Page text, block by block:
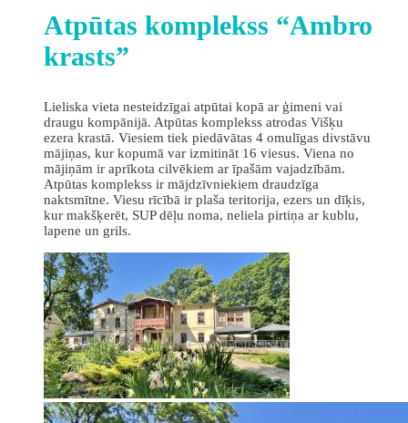
Atpūtas komplekss “Ambro
krasts”
Lieliska vieta nesteidzīgai atpūtai kopā ar ģimeni vai
draugu kompānijā. Atpūtas komplekss atrodas Višķu
ezera krastā. Viesiem tiek piedāvātas 4 omulīgas divstāvu
mājiņas, kur kopumā var izmitināt 16 viesus. Viena no
mājiņām ir aprīkota cilvēkiem ar īpašām vajadzībām.
Atpūtas komplekss ir mājdzīvniekiem draudzīga
naktsmītne. Viesu rīcībā ir plaša teritorija, ezers un dīķis,
kur makšķerēt, SUP dēļu noma, neliela pirtiņa ar kublu,
lapene un grils.